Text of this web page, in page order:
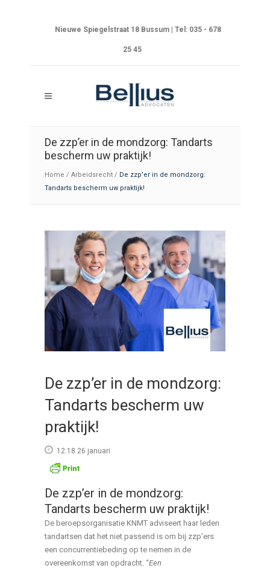
Nieuwe Spiegelstraat 18 Bussum | Tel: 035 - 678
25 45
De zzp’er in de mondzorg: Tandarts
bescherm uw praktijk!
Home / Arbeidsrecht / De zzp’er in de mondzorg:
Tandarts bescherm uw praktijk!
De zzp’er in de mondzorg:
Tandarts bescherm uw
praktijk!
12:18 26 januari
De zzp’er in de mondzorg:
Tandarts bescherm uw praktijk!
De beroepsorganisatie KNMT adviseert haar leden
tandartsen dat het niet passend is om bij zzp’ers
een concurrentiebeding op te nemen in de
overeenkomst van opdracht. “Een